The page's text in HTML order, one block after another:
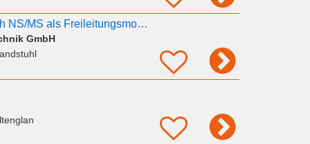
Elektriker im Bereich NS/MS als Freileitungsmonteur / Kabelmonteur / Monteur m/w/d
GmbH